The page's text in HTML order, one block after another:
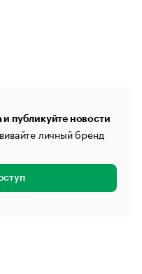
публикуйте новости
личный бренд